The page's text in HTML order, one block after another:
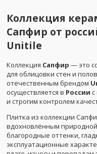
Коллекция
Сапфир от
Unitile
Коллекция Сапфир — это
для облицовки стен и
отечественным брендом
осуществляется в России
и строгим контролем
Плитка из коллекции
вдохновлённым
благородные оттенки,
эксплуатационные